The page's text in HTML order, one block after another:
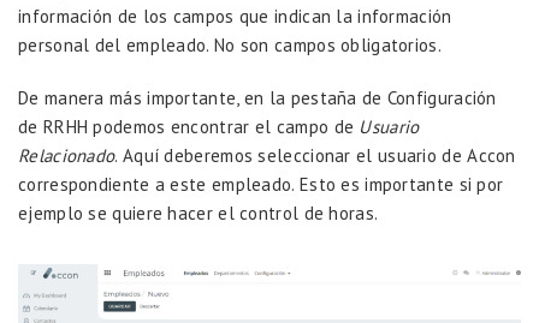
información de los campos que indican la información
personal del empleado. No son campos obligatorios.
De manera más importante, en la pestaña de Configuración
de RRHH podemos encontrar el campo de Usuario
Relacionado. Aquí deberemos seleccionar el usuario de Accon
correspondiente a este empleado. Esto es importante si por
ejemplo se quiere hacer el control de horas.